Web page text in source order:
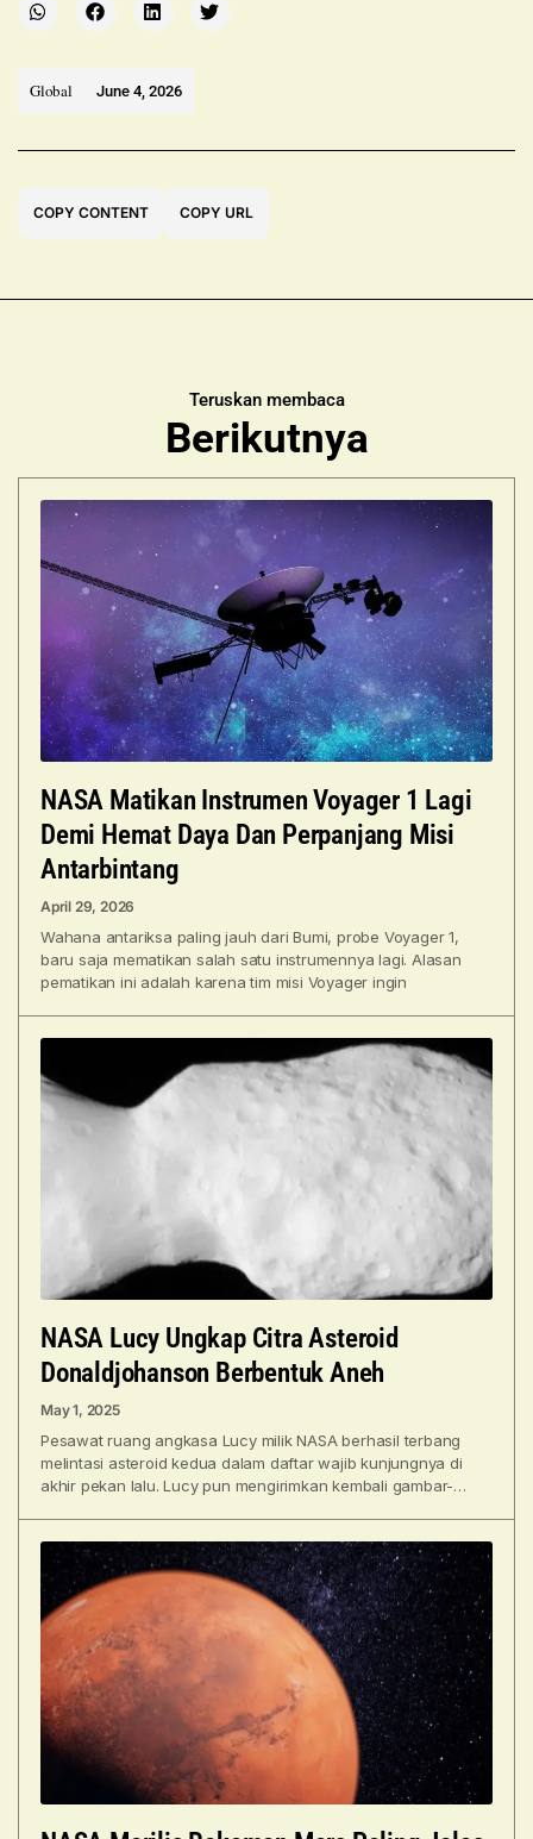
Global June 4, 2026
COPY CONTENT COPY URL
Teruskan membaca
Berikutnya
NASA Matikan Instrumen Voyager 1 Lagi
Demi Hemat Daya Dan Perpanjang Misi
Antarbintang
April 29, 2026
Wahana antariksa paling jauh dari Bumi, probe Voyager 1,
baru saja mematikan salah satu instrumennya lagi. Alasan
pematikan ini adalah karena tim misi Voyager ingin
NASA Lucy Ungkap Citra Asteroid
Donaldjohanson Berbentuk Aneh
May 1, 2025
Pesawat ruang angkasa Lucy milik NASA berhasil terbang
melintasi asteroid kedua dalam daftar wajib kunjungnya di
akhir pekan lalu. Lucy pun mengirimkan kembali gambar-